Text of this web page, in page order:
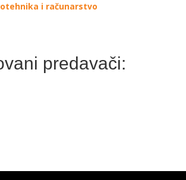
i računarstvo
predavači: